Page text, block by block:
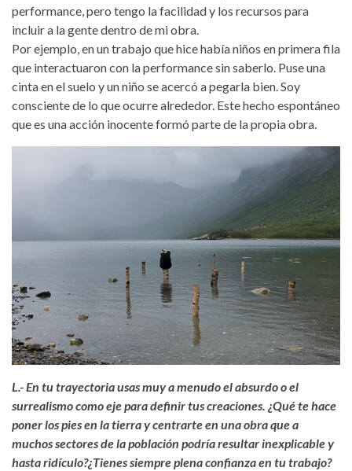
performance, pero tengo la facilidad y los recursos para
incluir a la gente dentro de mi obra.
Por ejemplo, en un trabajo que hice había niños en primera fila
que interactuaron con la performance sin saberlo. Puse una
cinta en el suelo y un niño se acercó a pegarla bien. Soy
consciente de lo que ocurre alrededor. Este hecho espontáneo
que es una acción inocente formó parte de la propia obra.
w-siegrist-kerringoy-land-art-
biennalenoruega-2018.jpg
L.- En tu trayectoria usas muy a menudo el absurdo o el
surrealismo como eje para definir tus creaciones. ¿Qué te hace
poner los pies en la tierra y centrarte en una obra que a
muchos sectores de la población podría resultar inexplicable y
hasta ridículo?¿Tienes siempre plena confianza en tu trabajo?